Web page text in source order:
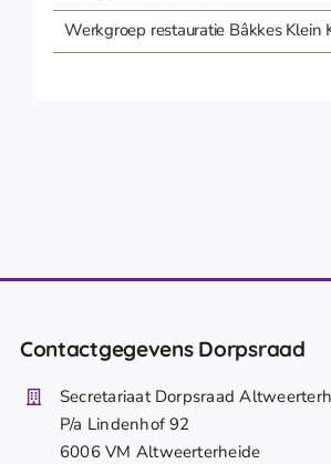
Werkgroep restauratie Bâkkes Klein
Contactgegevens Dorpsraad
Secretariaat Dorpsraad
P/a Lindenhof 92
6006 VM Altweerterheide